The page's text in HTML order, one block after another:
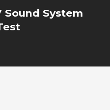
Sound System